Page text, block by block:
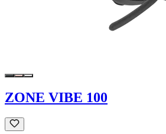
ZONE VIBE 100